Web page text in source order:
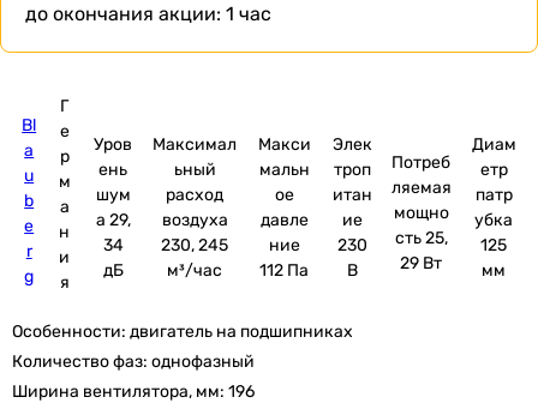
до окончания акции: 1 час
Bl
a
u
b
e
r
g
Г
е
р
м
а
н
и
я
Уров
ень
шум
а 29,
34
дБ
Максимал
ьный
расход
воздуха
230, 245
м³/час
Макси
мальн
ое
давле
ние
112 Па
Элек
троп
итан
ие
230
В
Потреб
ляемая
мощно
сть 25,
29 Вт
Диам
етр
патр
убка
125
мм
Особенности: двигатель на подшипниках
Количество фаз: однофазный
Ширина вентилятора, мм: 196